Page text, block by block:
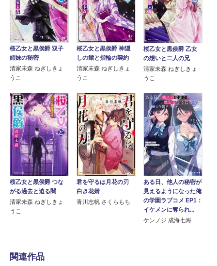
桜乙女と黒侯爵 双子
姉妹の秘密
清家未森 ねぎしきょ
うこ
桜乙女と黒侯爵 神隠
しの館と指輪の契約
清家未森 ねぎしきょ
うこ
桜乙女と黒侯爵 乙女
の想いと二人の兄
清家未森 ねぎしきょ
うこ
桜乙女と黒侯爵 つな
がる過去と迫る闇
清家未森 ねぎしきょ
うこ
君を守るは月花の刃
白き花婿
青川志帆 さくらもち
ある日、他人の秘密が
見えるようになった俺
の学園ラブコメ EP1：
イケメンに奪られ...
ケンノジ 成海七海
関連作品